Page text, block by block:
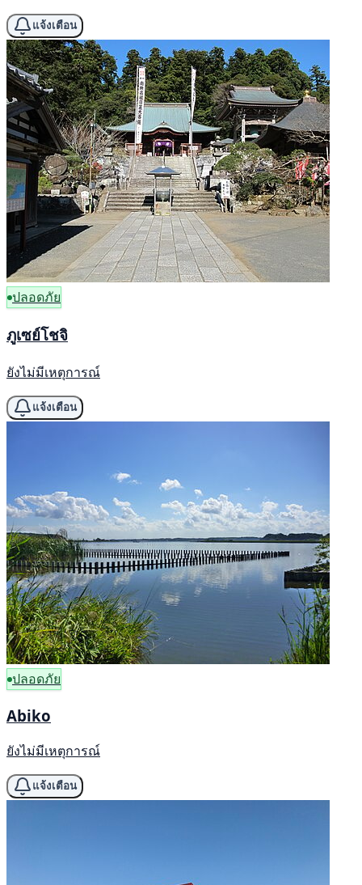
แจ้งเตือน
ปลอดภัย
ภูเซย์โชจิ
ยังไม่มีเหตุการณ์
แจ้งเตือน
ปลอดภัย
Abiko
ยังไม่มีเหตุการณ์
แจ้งเตือน